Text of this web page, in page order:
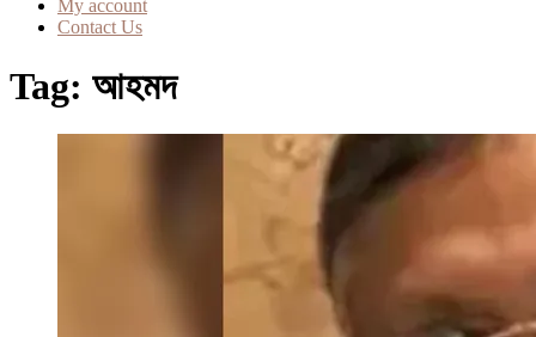
My account
Contact Us
Tag: আহমদ